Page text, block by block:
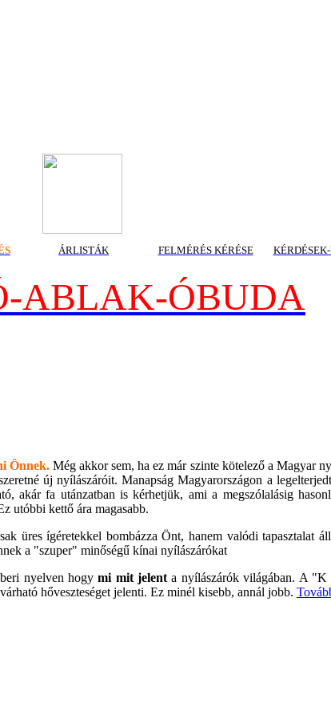
ÁRLISTÁK FELMÉRÉS KÉRÉSE
ABLAK-ÓBUDA
Önnek.Még akkor sem, ha ez már szinte kötelező a Magyar
új nyílászáróit. Manapság Magyarországon a
akár fa utánzatban is kérhetjük, ami a megszólalásig
utóbbi kettő ára magasabb.
üres ígéretekkel bombázza Önt, hanem valódi tapasztalat
a "szuper" minőségű kínai nyílászárókat
nyelven hogymi mit jelenta nyílászárók világában. A
hőveszteséget jelenti. Ez minél kisebb, annál jobb.